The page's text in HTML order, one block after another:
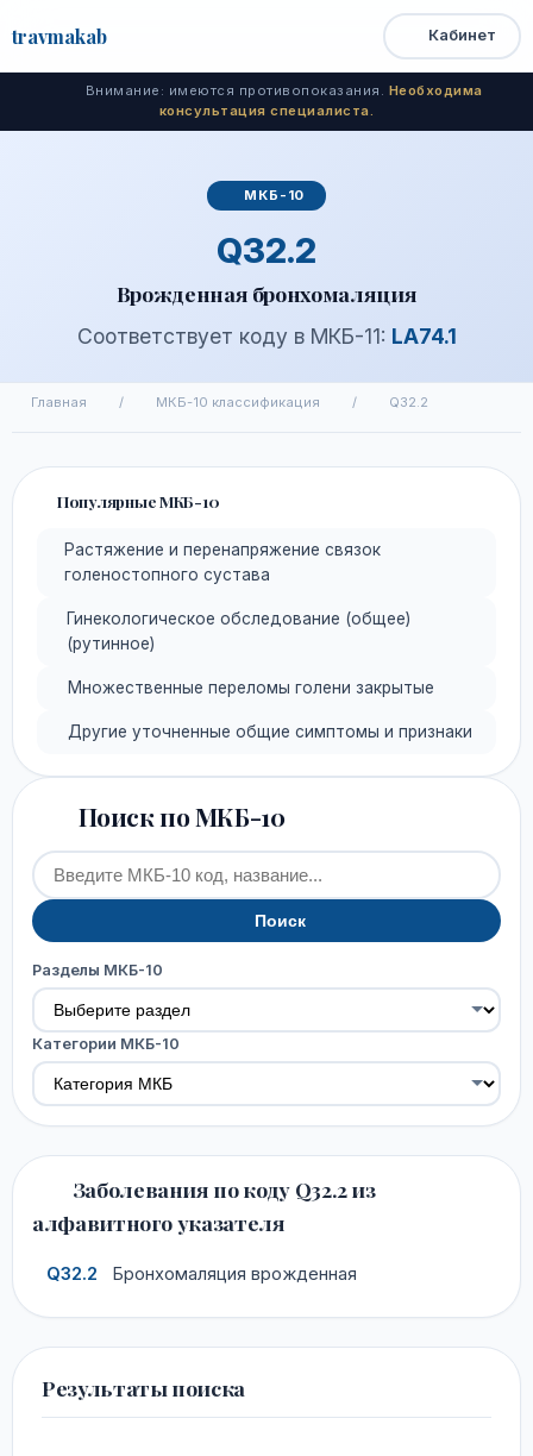
travmakab
Открыть
меню
Быстрый
доступ
Кабинет
Внимание: имеются противопоказания. Необходима
консультация специалиста.
МКБ-10
Q32.2
Врожденная бронхомаляция
Соответствует коду в МКБ-11: LA74.1
Главная / МКБ-10 классификация / Q32.2
Популярные МКБ-10
Растяжение и перенапряжение связок
голеностопного сустава
Гинекологическое обследование (общее)
(рутинное)
Множественные переломы голени закрытые
Другие уточненные общие симптомы и признаки
Поиск по МКБ-10
Поиск
Разделы МКБ-10
Категории МКБ-10
Заболевания по коду Q32.2 из
алфавитного указателя
Q32.2 Бронхомаляция врожденная
Результаты поиска